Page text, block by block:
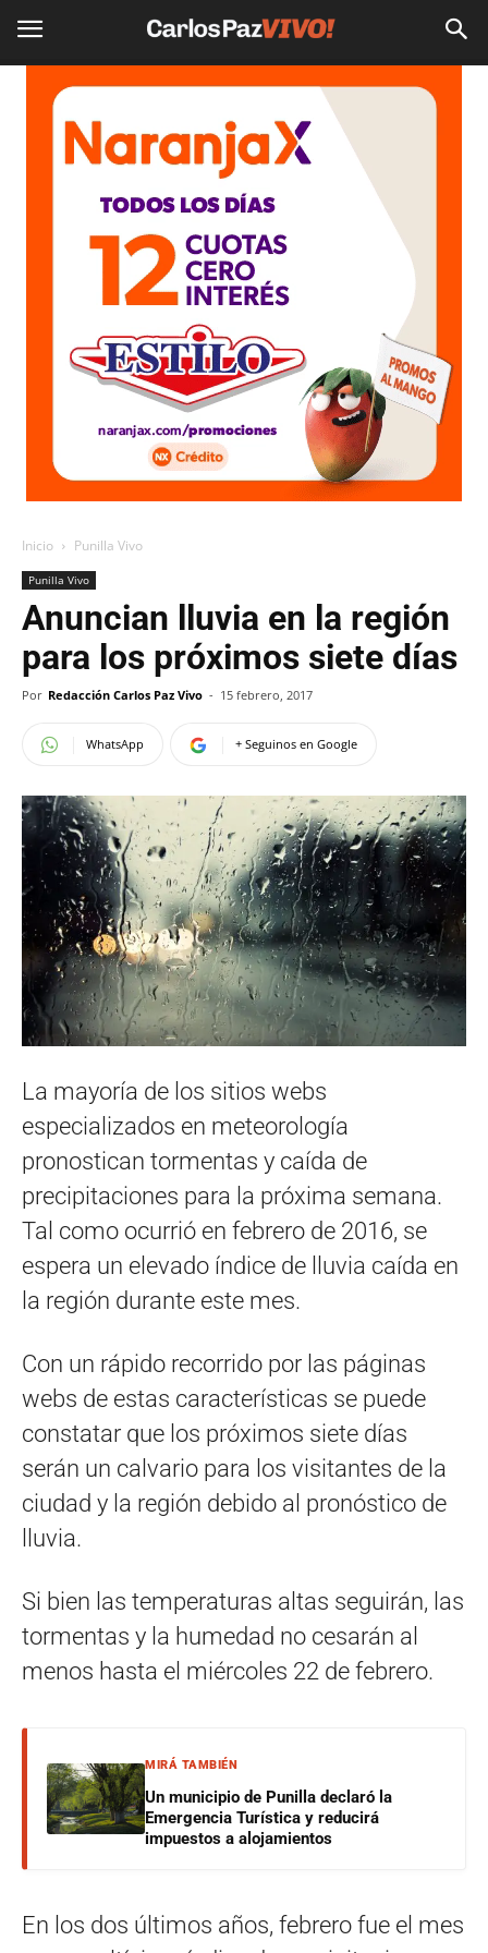
Inicio Punilla Vivo
Punilla Vivo
Anuncian lluvia en la región
para los próximos siete días
Por Redacción Carlos Paz Vivo - 15 febrero, 2017
WhatsApp + Seguinos en Google
La mayoría de los sitios webs
especializados en meteorología
pronostican tormentas y caída de
precipitaciones para la próxima semana.
Tal como ocurrió en febrero de 2016, se
espera un elevado índice de lluvia caída en
la región durante este mes.
Con un rápido recorrido por las páginas
webs de estas características se puede
constatar que los próximos siete días
serán un calvario para los visitantes de la
ciudad y la región debido al pronóstico de
lluvia.
Si bien las temperaturas altas seguirán, las
tormentas y la humedad no cesarán al
menos hasta el miércoles 22 de febrero.
MIRÁ TAMBIÉN
Un municipio de Punilla declaró la
Emergencia Turística y reducirá
impuestos a alojamientos
En los dos últimos años, febrero fue el mes